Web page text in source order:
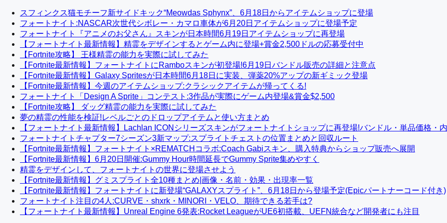
スフィンクス猫モチーフ新サイドキック“Meowdas Sphynx”、6月18日からアイテムショップに登場
フォートナイト:NASCAR次世代シボレー・カマロ車体が6月20日アイテムショップに登場予定
フォートナイト『アニメのお父さん』スキンが日本時間6月19日アイテムショップに再登場
【フォートナイト最新情報】精霊をデザインするとゲーム内に登場+賞金2,500ドルの応募受付中
【Fortnite攻略】 王様精霊の能力を実際に試してみた
【Fortnite最新情報】フォートナイトにRamboスキンが初登場!6月19日バンドル販売の詳細と注意点
【Fortnite最新情報】Galaxy Spritesが日本時間6月18日に実装、弾薬20%アップの新ギミック登場
【Fortnite最新情報】今週のアイテムショップ:クラシックアイテムが帰ってくる!
フォートナイト「Design A Sprite」コンテスト:3作品が実際にゲーム内登場&賞金$2,500
【Fortnite攻略】 ダッグ精霊の能力を実際に試してみた
夢の精霊の性能を検証!レベルごとのドロップアイテムと使い方まとめ
【フォートナイト最新情報】Lachlan ICONシリーズスキンがフォートナイトショップに再登場!バンドル・単品価格・
フォートナイトチャプター7シーズン3新マップ:スプライトチェストの位置まとめと回収ルート
【Fortnite最新情報】フォートナイト×REMATCHコラボ:Coach Gabiスキン、購入特典からショップ販売へ展開
【Fortnite最新情報】6月20日開催:Gummy Hour時間延長でGummy Sprite集めやすく
精霊をデザインして、フォートナイトの世界に登場させよう
【Fortnite最新情報】グミスプライト全10種まとめ|画像・名前・効果・出現率一覧
【Fortnite最新情報】フォートナイトに新登場“GALAXYスプライト”、6月18日から登場予定(Epicパートナーコード付き)
フォートナイト注目の4人:CURVE・shxrk・MINORI・VELO、期待できる若手は?
【フォートナイト最新情報】Unreal Engine 6発表:Rocket LeagueがUE6初搭載、UEFN統合など開発者にも注目